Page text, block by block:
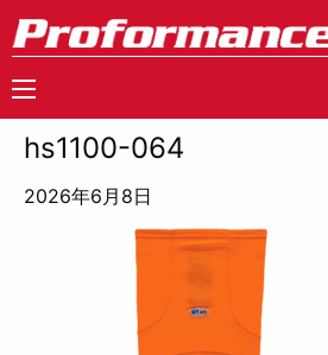
hs1100-064
2026年6月8日